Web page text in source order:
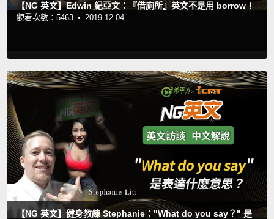
【NG 英文】Edwin 紀亞文：『借廁所』英文不是用 borrow！
觀看次數：5463 •2019-12-04
【NG 英文】健身教練 Stephanie："What do you say？" 是